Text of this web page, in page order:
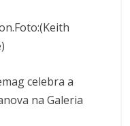
celebra a
na Galeria